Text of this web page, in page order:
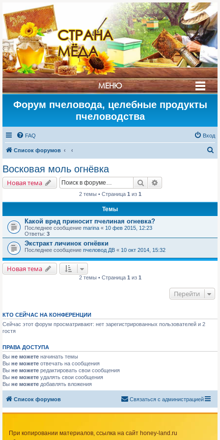
СТРАНА
МЁДА
МЕНЮ
Форум пчеловода, целебные продукты
пчеловодства
FAQ Вход
Список форумов
Восковая моль огнёвка
Новая тема Поиск
2 темы • Страница 1 из 1
Темы
Какой вред приносит пчелиная огневка?
Последнее сообщение marina « 10 фев 2015, 12:23
Ответы: 3
Экстракт личинок огнёвки
Последнее сообщение пчеловод ДВ « 10 окт 2014, 15:32
Новая тема
2 темы • Страница 1 из 1
Перейти
КТО СЕЙЧАС НА КОНФЕРЕНЦИИ
Сейчас этот форум просматривают: нет зарегистрированных пользователей и 2
гостя
ПРАВА ДОСТУПА
Вы не можете начинать темы
Вы не можете отвечать на сообщения
Вы не можете редактировать свои сообщения
Вы не можете удалять свои сообщения
Вы не можете добавлять вложения
Список форумов Связаться с администрацией
При копировании материалов, ссылка на сайт honey-land.ru